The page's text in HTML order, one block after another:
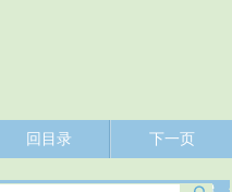
回目录 下一页